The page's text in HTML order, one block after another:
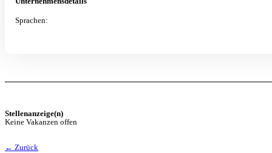
Sprachen:
Stellenanzeige(n)
Keine Vakanzen offen
← Zurück